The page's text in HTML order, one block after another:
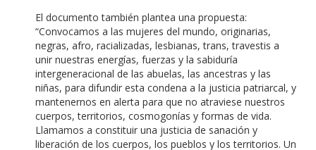
El documento también plantea una propuesta:
“Convocamos a las mujeres del mundo, originarias,
negras, afro, racializadas, lesbianas, trans, travestis a
unir nuestras energías, fuerzas y la sabiduría
intergeneracional de las abuelas, las ancestras y las
niñas, para difundir esta condena a la justicia patriarcal, y
mantenernos en alerta para que no atraviese nuestros
cuerpos, territorios, cosmogonías y formas de vida.
Llamamos a constituir una justicia de sanación y
liberación de los cuerpos, los pueblos y los territorios. Un